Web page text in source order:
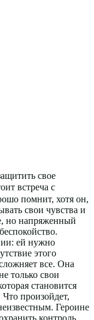
свое
встреча с
помнит, хотя он,
свои чувства и
но напряженный
ей нужно
этого
все. Она
только свои
становится
произойдет,
Героине
контроль